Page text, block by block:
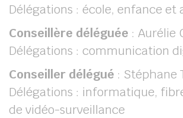
Délégations : école, enfance et
Conseillère déléguée : Aurélie
Délégations : communication
Conseiller délégué : Stéphane
Délégations : informatique,
de vidéo-surveillance